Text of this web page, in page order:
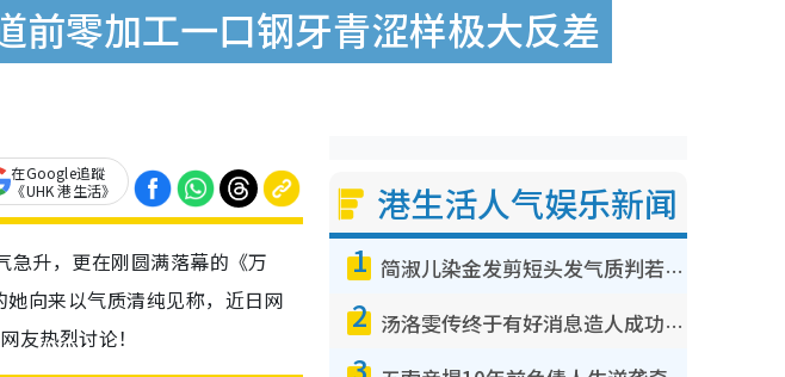
前零加工一口钢牙青涩样极大反差
在Google追蹤
《UHK 港生活》
升，更在刚圆满落幕的《万
向来以气质清纯见称，近日网
热烈讨论！
港生活人气娱乐新闻
1 简淑儿染金发剪短头发气质判若两人！吓坏老公麦大力都认不出：“你做什么？”
2 汤洛雯传终于有好消息造人成功！两大细节曝孕味极浓引猜测：大肚婆先会咁！